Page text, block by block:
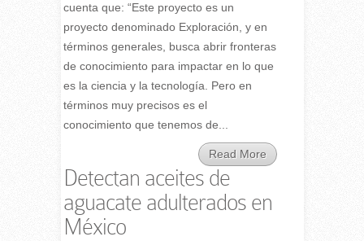
cuenta que: “Este proyecto es un
proyecto denominado Exploración, y en
términos generales, busca abrir fronteras
de conocimiento para impactar en lo que
es la ciencia y la tecnología. Pero en
términos muy precisos es el
conocimiento que tenemos de...
Read More
Detectan aceites de
aguacate adulterados en
México